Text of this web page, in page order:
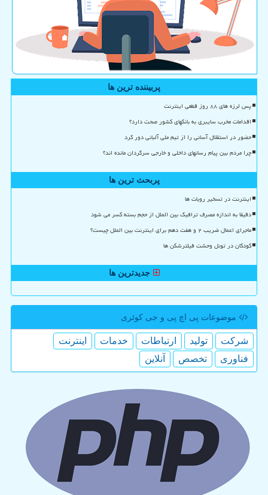
پربیننده ترین ها
پس لرزه های ۸۸ روز قطعی اینترنت
اقدامات مخرب سایبری به بانکهای کشور صحت دارد؟
حضور در استقلال آسانی را از تیم ملی آلبانی دور کرد
چرا مردم بین پیام رسانهای داخلی و خارجی سرگردان مانده اند؟
پربحث ترین ها
اینترنت در تسخیر روبات ها
دقیقا به اندازه مصرف ترافیک بین الملل از حجم بسته کسر می شود
ماجرای اعمال ضریب ۲ و هفت دهم برای اینترنت بین الملل چیست؟
کودکان در تونل وحشت فیلترشکن ها
جدیدترین ها
موضوعات پی اچ پی و جی كوئری
شركت تولید ارتباطات خدمات
اینترنت
فناوری
تخصص آنلاین